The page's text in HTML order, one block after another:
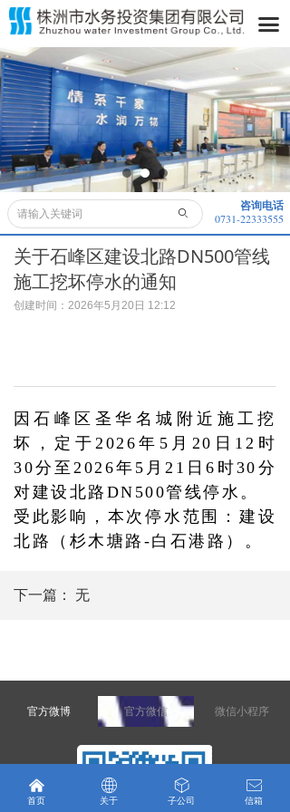
끀
首页
关于我们
水务动态
水务公开
业务领域
便民服务
采购信息
子公司
ꄙ
咨询电话
0731-22333555
关于石峰区建设北路DN500管线
施工挖坏停水的通知
创建时间： 2026年5月20日 12:12
因石峰区圣华名城附近施工挖
坏，定于2026年5月20日12时
30分至2026年5月21日6时30分
对建设北路DN500管线停水。
受此影响，本次停水范围：建设
北路（杉木塘路-白石港路）。
下一篇： 无
낀
首页
ꄓ
关于
ꁦ
子公司
ꂘ
信箱
官方微博 官方微信 微信小程序